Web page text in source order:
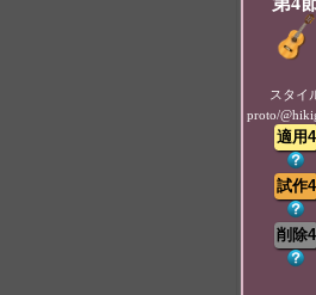
スタイ
proto/